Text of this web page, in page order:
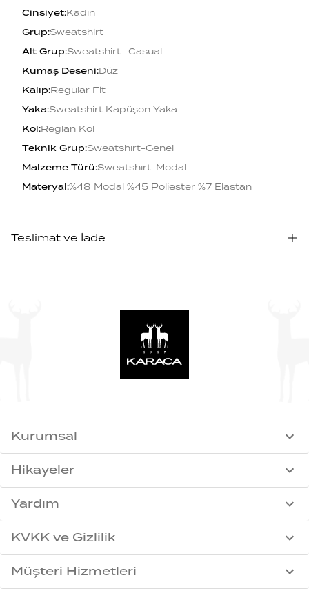
Cinsiyet:Kadın
Grup:Sweatshirt
Alt Grup:Sweatshirt- Casual
Kumaş Deseni:Düz
Kalıp:Regular Fit
Yaka:Sweatshirt Kapüşon Yaka
Kol:Reglan Kol
Teknik Grup:Sweatshırt-Genel
Malzeme Türü:Sweatshırt-Modal
Materyal:%48 Modal %45 Poliester %7 Elastan
Teslimat ve İade
Kurumsal
Hikayeler
Yardım
KVKK ve Gizlilik
Müşteri Hizmetleri